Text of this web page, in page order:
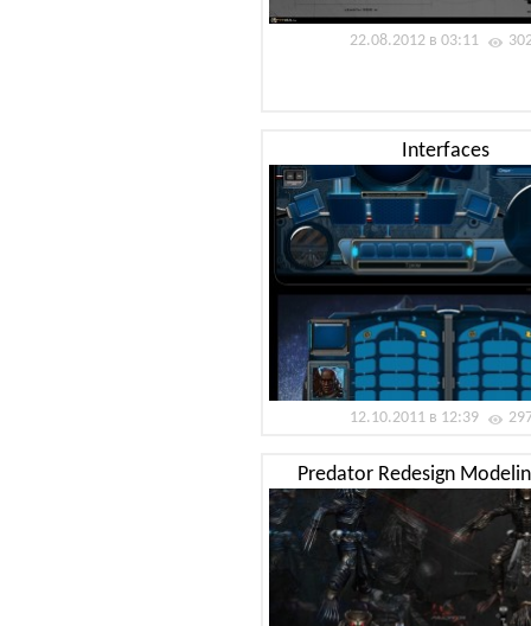
22.08.2012 в 03:11
Interfaces
12.10.2011 в 12:39
Predator Redesign